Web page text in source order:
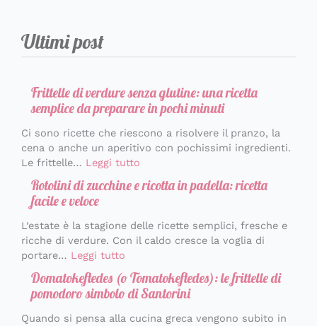
Ultimi post
Frittelle di verdure senza glutine: una ricetta
semplice da preparare in pochi minuti
Ci sono ricette che riescono a risolvere il pranzo, la
cena o anche un aperitivo con pochissimi ingredienti.
Le frittelle… Leggi tutto
Rotolini di zucchine e ricotta in padella: ricetta
facile e veloce
L’estate è la stagione delle ricette semplici, fresche e
ricche di verdure. Con il caldo cresce la voglia di
portare… Leggi tutto
Domatokeftedes (o Tomatokeftedes): le frittelle di
pomodoro simbolo di Santorini
Quando si pensa alla cucina greca vengono subito in